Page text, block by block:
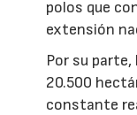
polos que
extensión
Por su parte,
20.500
constante